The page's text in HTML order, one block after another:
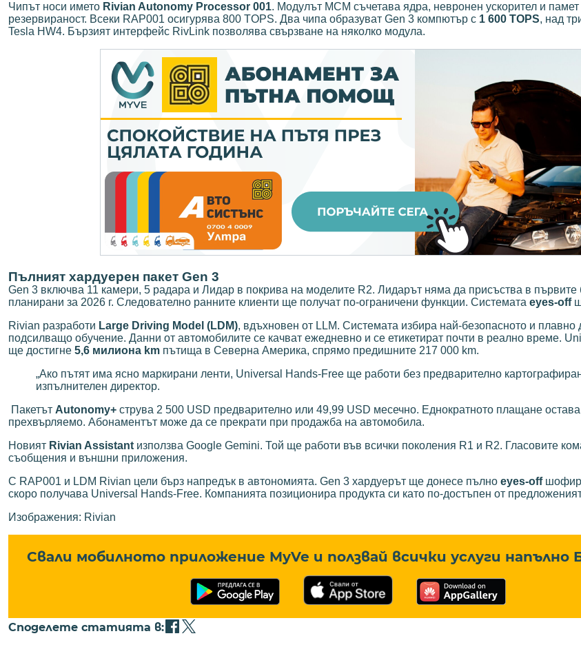
Чипът носи името Rivian Autonomy Processor 001. Модулът MCM съчетава ядра, невронен ускорител и памет
резервираност. Всеки RAP001 осигурява 800 TOPS. Два чипа образуват Gen 3 компютър с 1 600 TOPS, над
Tesla HW4. Бързият интерфейс RivLink позволява свързване на няколко модула.
Пълният хардуерен пакет Gen 3
Gen 3 включва 11 камери, 5 радара и Лидар в покрива на моделите R2. Лидарът няма да присъства в първите
планирани за 2026 г. Следователно ранните клиенти ще получат по-ограничени функции. Системата eyes-off
Rivian разработи Large Driving Model (LDM), вдъхновен от LLM. Системата избира най-безопасното и плавно
подсилващо обучение. Данни от автомобилите се качват ежедневно и се етикетират почти в реално време.
ще достигне 5,6 милиона km пътища в Северна Америка, спрямо предишните 217 000 km.
„Ако пътят има ясно маркирани ленти, Universal Hands-Free ще работи без предварително
изпълнителен директор.
Пакетът Autonomy+ струва 2 500 USD предварително или 49,99 USD месечно. Еднократното плащане
прехвърляемо. Абонаментът може да се прекрати при продажба на автомобила.
Новият Rivian Assistant използва Google Gemini. Той ще работи във всички поколения R1 и R2. Гласовите
съобщения и външни приложения.
С RAP001 и LDM Rivian цели бърз напредък в автономията. Gen 3 хардуерът ще донесе пълно eyes-off
скоро получава Universal Hands-Free. Компанията позиционира продукта си като по-достъпен от
Изображения: Rivian
Свали мобилното приложение MyVe и ползвай всички услуги напълно
Споделете статията в: